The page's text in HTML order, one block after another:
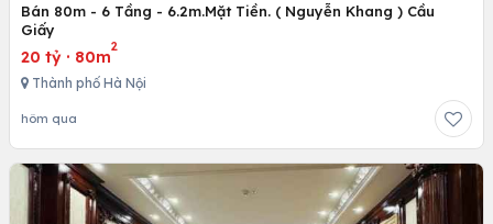
Bán 80m - 6 Tầng - 6.2m.Mặt Tiền. ( Nguyễn Khang ) Cầu
Giấy
20 tỷ · 80m
2
Thành phố Hà Nội
hôm qua